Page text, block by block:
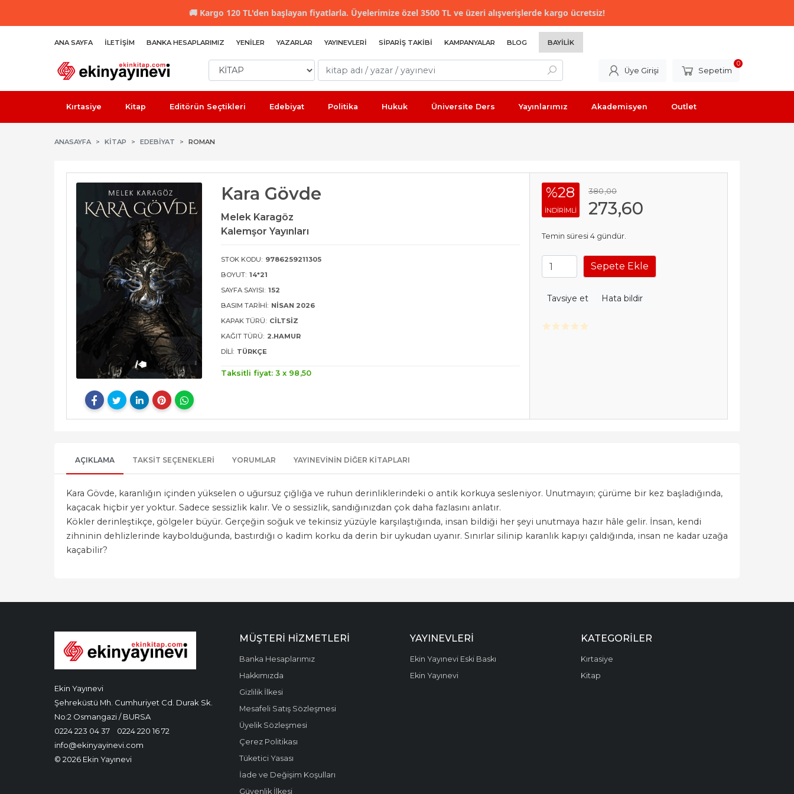
🚚 Kargo 120 TL'den başlayan fiyatlarla. Üyelerimize özel 3500 TL ve üzeri alışverişlerde kargo ücretsiz!
ANA SAYFA İLETIŞIM BANKA HESAPLARIMIZ YENILER YAZARLAR YAYINEVLERI SIPARIŞ TAKIBI KAMPANYALAR BLOG BAYILIK
Üye Girişi Sepetim
0
Kırtasiye Kitap Editörün Seçtikleri Edebiyat Politika Hukuk Üniversite Ders Yayınlarımız Akademisyen Outlet
ANASAYFA KİTAP EDEBIYAT ROMAN
Kara Gövde
Melek Karagöz
Kalemşor Yayınları
STOK KODU: 9786259211305
BOYUT: 14*21
SAYFA SAYISI: 152
BASIM TARIHI: NISAN 2026
KAPAK TÜRÜ: CILTSIZ
KAĞIT TÜRÜ: 2.HAMUR
DILI: TÜRKÇE
Taksitli fiyat: 3 x 98 ,50
%28
INDIRIMLI
380,00
273,60
Temin süresi 4 gündür.
Sepete Ekle
Tavsiye et Hata bildir
AÇIKLAMA TAKSIT SEÇENEKLERI YORUMLAR YAYINEVININ DIĞER KITAPLARI
Kara Gövde, karanlığın içinden yükselen o uğursuz çığlığa ve ruhun derinliklerindeki o antik korkuya sesleniyor. Unutmayın; çürüme bir kez başladığında,
kaçacak hiçbir yer yoktur. Sadece sessizlik kalır. Ve o sessizlik, sandığınızdan çok daha fazlasını anlatır.
Kökler derinleştikçe, gölgeler büyür. Gerçeğin soğuk ve tekinsiz yüzüyle karşılaştığında, insan bildiği her şeyi unutmaya hazır hâle gelir. İnsan, kendi
zihninin dehlizlerinde kaybolduğunda, bastırdığı o kadim korku da derin bir uykudan uyanır. Sınırlar silinip karanlık kapıyı çaldığında, insan ne kadar uzağa
kaçabilir?
Ekin Yayınevi
Şehreküstü Mh. Cumhuriyet Cd. Durak Sk.
No:2 Osmangazi / BURSA
0224 223 04 37
0224 220 16 72
info@ekinyayinevi.com
© 2026 Ekin Yayınevi
MÜŞTERI HIZMETLERI
Banka Hesaplarımız
Hakkımızda
Gizlilik İlkesi
Mesafeli Satış Sözleşmesi
Üyelik Sözleşmesi
Çerez Politikası
Tüketici Yasası
İade ve Değişim Koşulları
Güvenlik İlkesi
YAYINEVLERI
Ekin Yayınevi Eski Baskı
Ekin Yayınevi
KATEGORILER
Kırtasiye
Kitap